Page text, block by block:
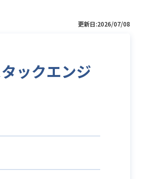
更新日:2026/07/08
ックエンジ